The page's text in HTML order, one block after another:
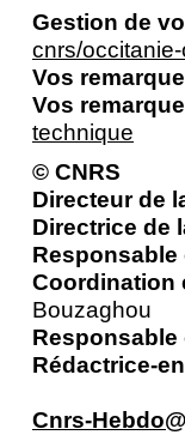
Gestion de
cnrs/
Vos
Vos
technique
© CNRS
Directeur de
Directrice de
Coordination
Bouzaghou
Rédactrice-
Cnrs-